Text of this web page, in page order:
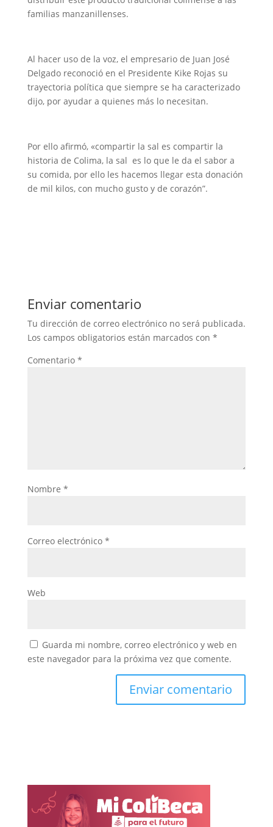
familias manzanillenses.
Al hacer uso de la voz, el empresario de Juan José
Delgado reconoció en el Presidente Kike Rojas su
trayectoria política que siempre se ha caracterizado
dijo, por ayudar a quienes más lo necesitan.
Por ello afirmó, «compartir la sal es compartir la
historia de Colima, la sal es lo que le da el sabor a
su comida, por ello les hacemos llegar esta donación
de mil kilos, con mucho gusto y de corazón”.
Enviar comentario
Tu dirección de correo electrónico no será publicada.
Los campos obligatorios están marcados con *
Comentario *
Nombre *
Correo electrónico *
Web
Guarda mi nombre, correo electrónico y web en
este navegador para la próxima vez que comente.